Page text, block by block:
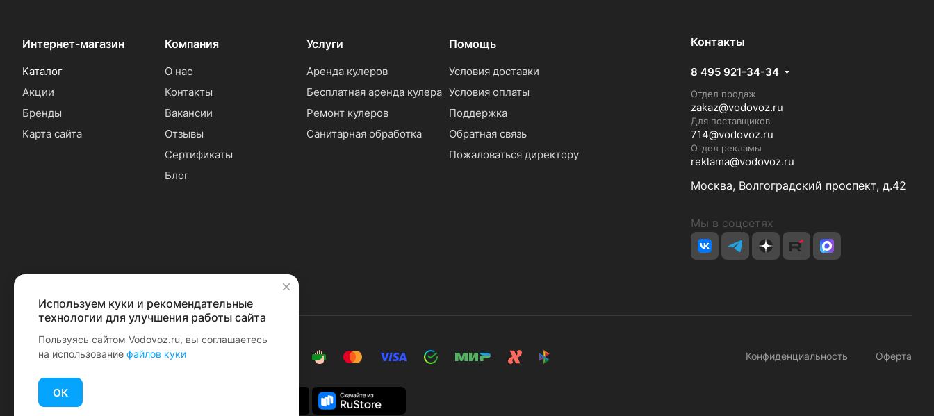
Интернет-магазин
Каталог
Акции
Бренды
Карта сайта
Компания
О нас
Контакты
Вакансии
Отзывы
Сертификаты
Блог
Услуги
Аренда кулеров
Бесплатная аренда кулера
Ремонт кулеров
Санитарная обработка
Помощь
Условия доставки
Условия оплаты
Поддержка
Обратная связь
Пожаловаться директору
Контакты
8 495 921-34-34
Отдел продаж
zakaz@vodovoz.ru
Для поставщиков
714@vodovoz.ru
Отдел рекламы
reklama@vodovoz.ru
Москва, Волгоградский проспект, д.42
Мы в соцсетях
© 2026 Водовоз.RU Конфиденциальность Оферта
✕
Используем куки и рекомендательные
технологии для улучшения работы сайта
Пользуясь сайтом Vodovoz.ru, вы соглашаетесь
на использование файлов куки
ОК